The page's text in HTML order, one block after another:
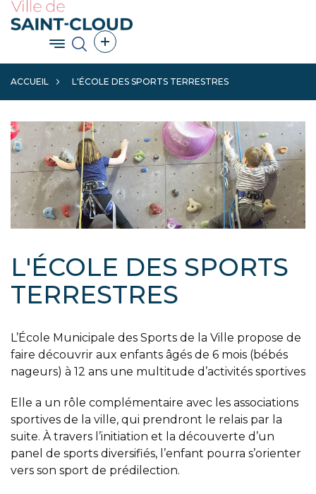
Aller
au
Afficher le menu principal
Afficher les outils de partage
ACCUEIL L'ÉCOLE DES SPORTS TERRESTRES
L'ÉCOLE DES SPORTS
TERRESTRES
L’École Municipale des Sports de la Ville propose de
faire découvrir aux enfants âgés de 6 mois (bébés
nageurs) à 12 ans une multitude d’activités sportives
Elle a un rôle complémentaire avec les associations
sportives de la ville, qui prendront le relais par la
suite. À travers l’initiation et la découverte d’un
panel de sports diversifiés, l’enfant pourra s’orienter
vers son sport de prédilection.